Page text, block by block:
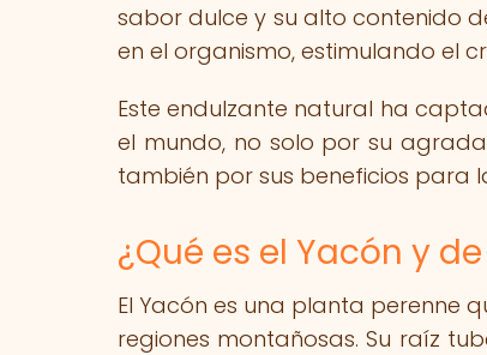
sabor dulce y su alto contenido
en el organismo, estimulando el
Este endulzante natural ha
el mundo, no solo por su
también por sus beneficios para
¿Qué es el Yacón y
El Yacón es una planta perenne
regiones montañosas. Su raíz